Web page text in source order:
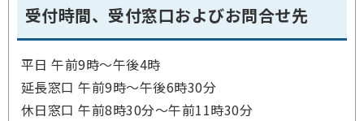
受付時間、受付窓口およびお問合せ先
平日 午前9時～午後4時
延長窓口 午前9時～午後6時30分
休日窓口 午前8時30分～午前11時30分